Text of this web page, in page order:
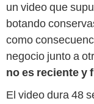
un video que
botando
como
negocio junto a
no es reciente y
El video dura 48